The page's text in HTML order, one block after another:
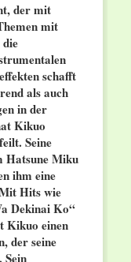
der mit
mit
schafft
als auch
in der
Kikuo
Seine
Hatsune Miku
ihm eine
Hits wie
Dekinai Ko“
Kikuo einen
der seine
Sein